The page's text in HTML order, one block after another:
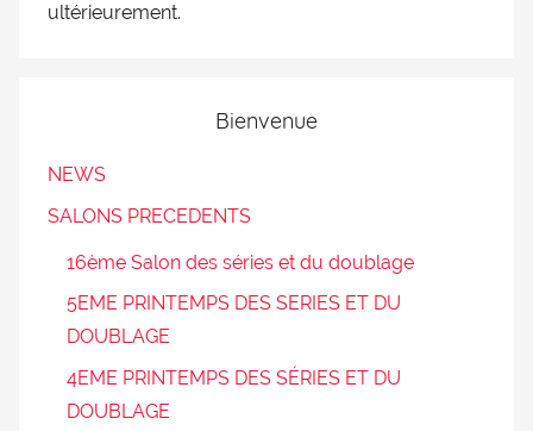
ultérieurement.
Bienvenue
NEWS
SALONS PRECEDENTS
16ème Salon des séries et du doublage
5EME PRINTEMPS DES SERIES ET DU
DOUBLAGE
4EME PRINTEMPS DES SÉRIES ET DU
DOUBLAGE